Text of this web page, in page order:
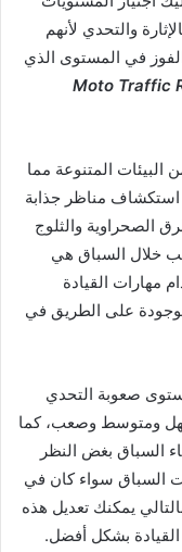
والتحدي لأنهم
في المستوى الذي
Moto Traffic
البيئات المتنوعة مما
استكشاف مناظر جذابة
الصحراوية والثلوج
خلال السباق هي
مهارات القيادة
على الطريق في
صعوبة التحدي
سهل ومتوسط وصعب، كما
السباق بغض النظر
السباق سواء كان في
يمكنك تعديل هذه
القيادة بشكل أفضل.